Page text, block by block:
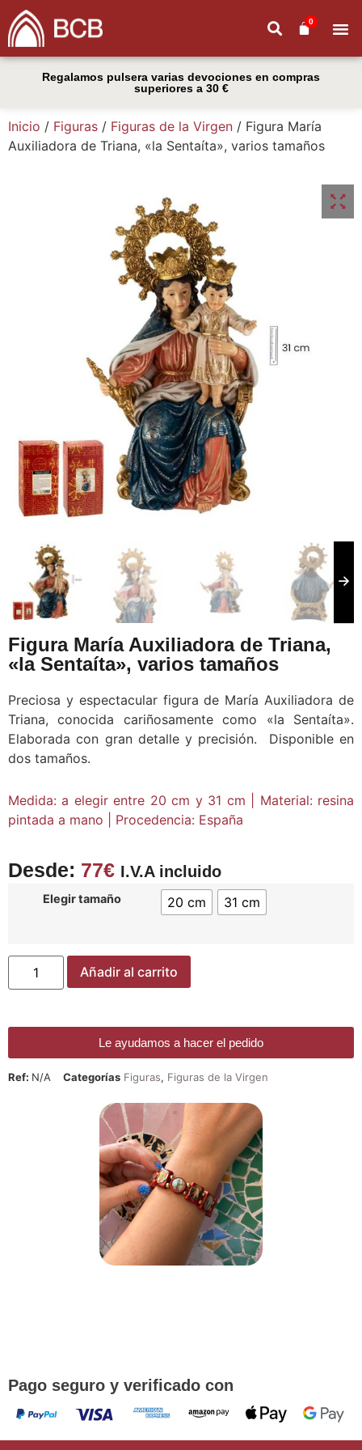
0
Regalamos pulsera varias devociones en compras
superiores a 30 €
Inicio / Figuras / Figuras de la Virgen / Figura María
Auxiliadora de Triana, «la Sentaíta», varios tamaños
Figura María Auxiliadora de Triana,
«la Sentaíta», varios tamaños
Preciosa y espectacular figura de María Auxiliadora de
Triana, conocida cariñosamente como «la Sentaíta».
Elaborada con gran detalle y precisión. Disponible en
dos tamaños.
Medida: a elegir entre 20 cm y 31 cm | Material: resina
pintada a mano | Procedencia: España
Desde: 77€ I.V.A incluido
Elegir tamaño 20 cm 31 cm
Añadir al carrito
Le ayudamos a hacer el pedido
Ref: N/A Categorías Figuras, Figuras de la Virgen
Pago seguro y verificado con